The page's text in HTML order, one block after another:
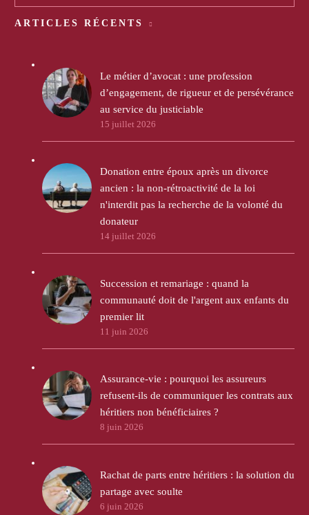
ARTICLES RÉCENTS
Le métier d’avocat : une profession
d’engagement, de rigueur et de persévérance
au service du justiciable
15 juillet 2026
Donation entre époux après un divorce
ancien : la non-rétroactivité de la loi
n'interdit pas la recherche de la volonté du
donateur
14 juillet 2026
Succession et remariage : quand la
communauté doit de l'argent aux enfants du
premier lit
11 juin 2026
Assurance-vie : pourquoi les assureurs
refusent-ils de communiquer les contrats aux
héritiers non bénéficiaires ?
8 juin 2026
Rachat de parts entre héritiers : la solution du
partage avec soulte
6 juin 2026